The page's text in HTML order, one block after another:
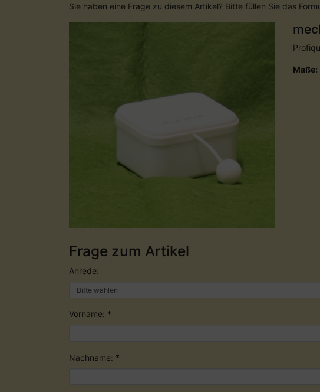
Sie haben eine Frage zu diesem Artikel? Bitte füllen Sie das
Maße:
Frage zum Artikel
Anrede:
Vorname: *
Nachname: *